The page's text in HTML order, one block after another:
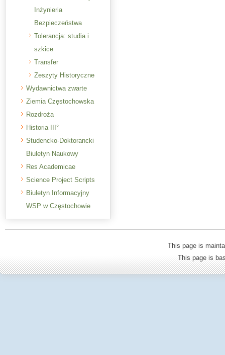
Inżynieria
Bezpieczeństwa
Tolerancja: studia i
szkice
Transfer
Zeszyty Historyczne
Wydawnictwa zwarte
Ziemia Częstochowska
Rozdroża
Historia III°
Studencko-Doktorancki
Biuletyn Naukowy
Res Academicae
Science Project Scripts
Biuletyn Informacyjny
WSP w Częstochowie
This page is
This page is